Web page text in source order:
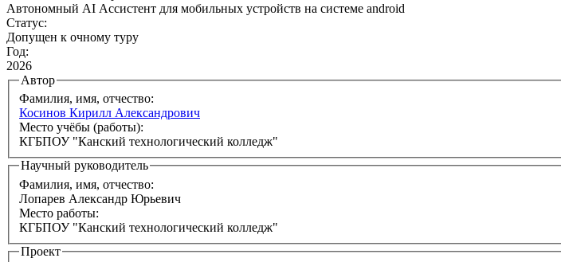
Автономный AI Ассистент для мобильных устройств на системе android
Статус:
Допущен к очному туру
Год:
2026
Автор
Фамилия, имя, отчество:
Косинов Кирилл Александрович
Место учёбы (работы):
КГБПОУ "Канский технологический колледж"
Научный руководитель
Фамилия, имя, отчество:
Лопарев Александр Юрьевич
Место работы:
КГБПОУ "Канский технологический колледж"
Проект